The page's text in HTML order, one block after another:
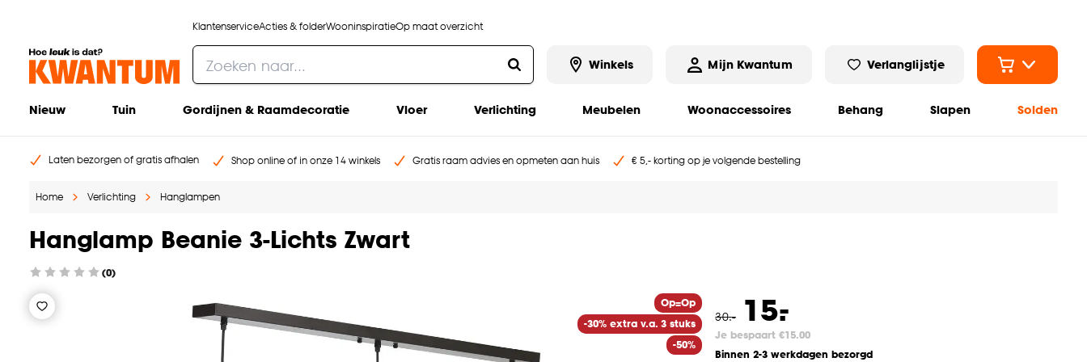
KlantenserviceActies & folderWooninspiratieOp maat overzicht
Winkels Mijn Kwantum Verlanglijstje
Nieuw Tuin Gordijnen & Raamdecoratie Vloer Verlichting Meubelen Woonaccessoires Behang Slapen Solden
Laten bezorgen of gratis afhalen Shop online of in onze 14 winkels Gratis raam advies en opmeten aan huis € 5,- korting op je volgende bestelling
Home Verlichting Hanglampen
Hanglamp Beanie 3-Lichts Zwart
(0)
Op=Op
-30% extra v.a. 3 stuks
-50%
30.- 15.
-
Je bespaart €15.00
Binnen 2-3 werkdagen bezorgd